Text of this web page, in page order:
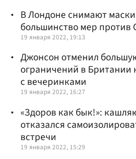
В Лондоне снимают
большинство мер против
19 января 2022, 19:13
Джонсон отменил
ограничений в Британии
с вечеринками
19 января 2022, 16:27
«Здоров как бык!»:
отказался
встречи
19 января 2022, 15:29